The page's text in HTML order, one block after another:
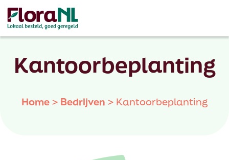
Kantoorbeplanting
Home> Bedrijven > Kantoorbeplanting